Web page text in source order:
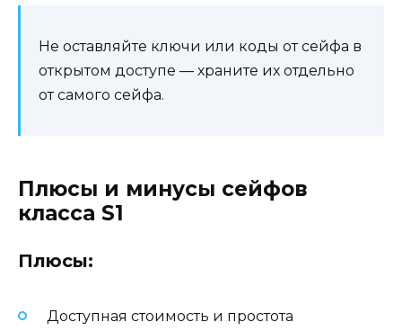
Не оставляйте ключи или коды от сейфа в
открытом доступе — храните их отдельно
от самого сейфа.
Плюсы и минусы сейфов
класса S1
Плюсы:
Доступная стоимость и простота